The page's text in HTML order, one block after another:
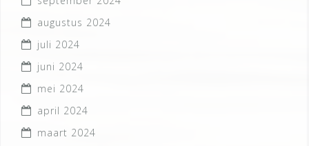
augustus 2024
juli 2024
juni 2024
mei 2024
april 2024
maart 2024